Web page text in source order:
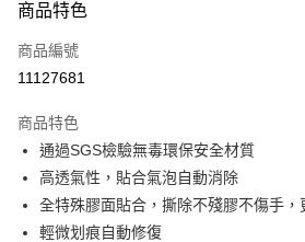
信用卡一次付款
超商取貨付款
Apple Pay
街口支付
悠遊付
商品特色
商品編號
11127681
商品特色
通過SGS檢驗無毒環保安全材質
高透氣性，貼合氣泡自動消除
全特殊膠面貼合，撕除不殘膠不傷手，
輕微划痕自動修復